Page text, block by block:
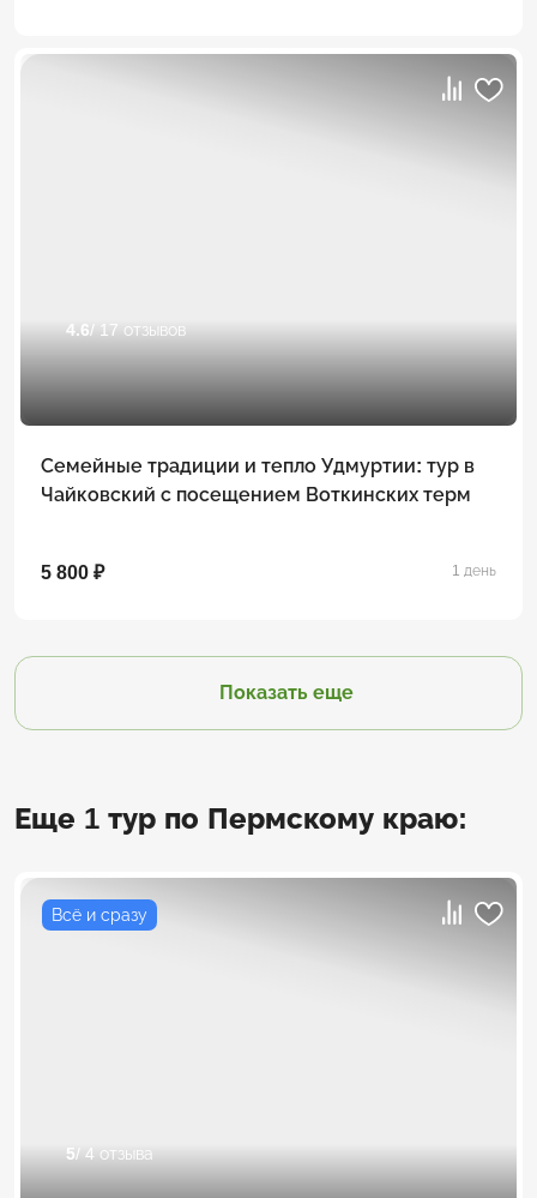
4.6/ 17 отзывов
Семейные традиции и тепло Удмуртии: тур в
Чайковский с посещением Воткинских терм
5 800 ₽ 1 день
Показать еще
Еще 1 тур по Пермскому краю:
Всё и сразу
5/ 4 отзыва